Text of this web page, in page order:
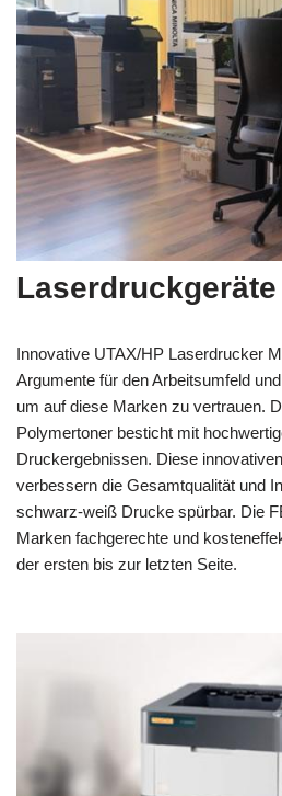
Laserdruckgeräte
Innovative UTAX/HP Laserdrucker
Argumente für den Arbeitsumfeld
um auf diese Marken zu vertrauen.
Polymertoner besticht mit
Druckergebnissen. Diese
verbessern die Gesamtqualität und
schwarz-weiß Drucke spürbar. Die
Marken fachgerechte und
der ersten bis zur letzten Seite.